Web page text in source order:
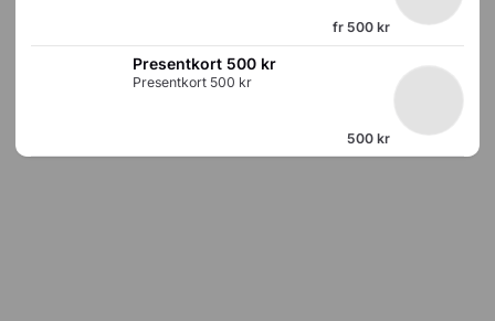
fr500 kr
Presentkort 500 kr
Presentkort 500 kr
500 kr